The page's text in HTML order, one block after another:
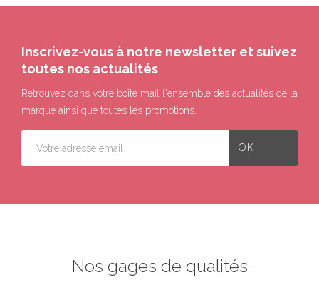
Inscrivez-vous à notre newsletter et suivez
toutes nos actualités
Retrouvez dans votre boîte mail l'ensemble des actualités de la
marque ainsi que toutes les promotions.
Nos gages de qualités